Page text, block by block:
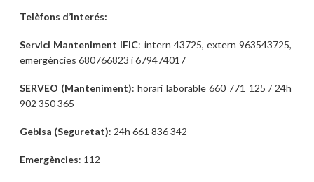
Telèfons d’Interés:
Servici Manteniment IFIC: intern 43725, extern 963543725,
emergències 680766823 i 679474017
SERVEO (Manteniment): horari laborable 660 771 125 / 24h
902 350 365
Gebisa (Seguretat): 24h 661 836 342
Emergències: 112